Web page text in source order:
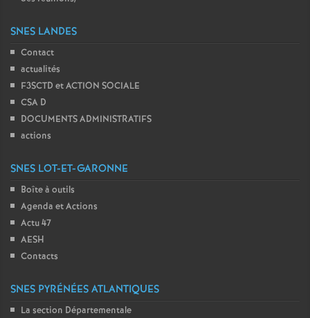
SNES LANDES
Contact
actualités
F3SCTD et ACTION SOCIALE
CSA D
DOCUMENTS ADMINISTRATIFS
actions
SNES LOT-ET-GARONNE
Boîte à outils
Agenda et Actions
Actu 47
AESH
Contacts
SNES PYRÉNÉES ATLANTIQUES
La section Départementale